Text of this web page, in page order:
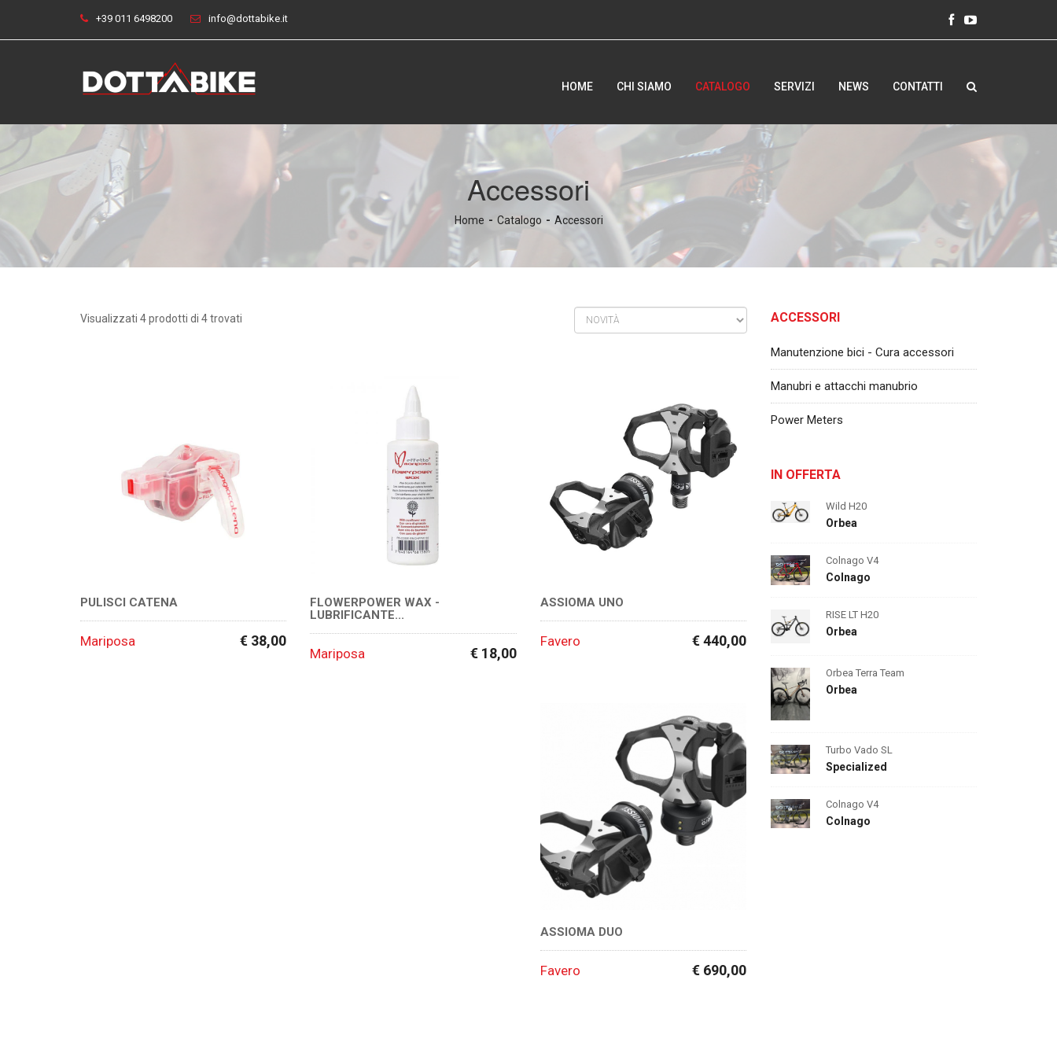
+39 011 6498200 info@dottabike.it
HOME CHI SIAMO CATALOGO SERVIZI NEWS CONTATTI
Accessori
Home Catalogo Accessori
Visualizzati 4 prodotti di 4 trovati
PULISCI CATENA
Mariposa € 38,00
FLOWERPOWER WAX -
LUBRIFICANTE...
Mariposa € 18,00
ASSIOMA UNO
Favero € 440,00
ASSIOMA DUO
Favero € 690,00
ACCESSORI
Manutenzione bici - Cura accessori
Manubri e attacchi manubrio
Power Meters
IN OFFERTA
Wild H20
Orbea
Colnago V4
Colnago
RISE LT H20
Orbea
Orbea Terra Team
Orbea
Turbo Vado SL
Specialized
Colnago V4
Colnago